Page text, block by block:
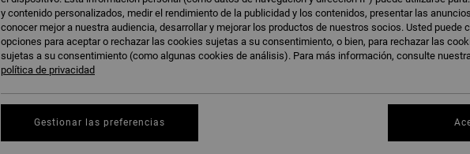
38
y contenido personalizados, medir el rendimiento de la publicidad y los contenidos, presentar las
conocer mejor a nuestra audiencia, desarrollar y mejorar los productos de nuestros socios. Usted puede
opciones para aceptar o rechazar las cookies sujetas a su consentimiento, o bien, para rechazar las
sujetas a su consentimiento (como algunas cookies de análisis). Para más información, consulte
política de privacidad
Gestionar las preferencias